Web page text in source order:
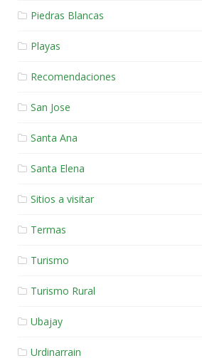
Piedras Blancas
Playas
Recomendaciones
San Jose
Santa Ana
Santa Elena
Sitios a visitar
Termas
Turismo
Turismo Rural
Ubajay
Urdinarrain